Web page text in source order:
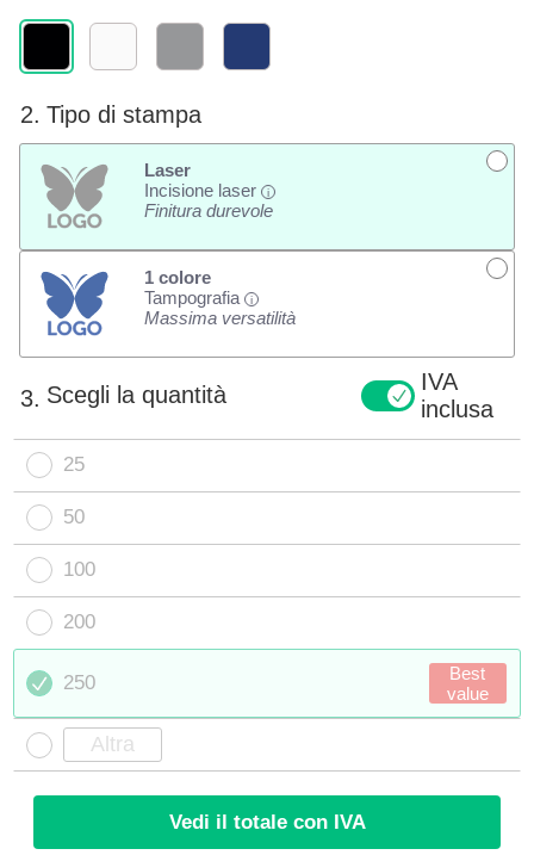
2. Tipo di stampa
Laser
Incisione laser
i
Finitura durevole
1 colore
Tampografia
i
Massima versatilità
3. Scegli la quantità
IVA
inclusa
25
50
100
200
250
Best
value
Vedi il totale con IVA